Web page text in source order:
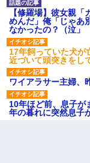
【修羅場】彼女親
めんだ」俺「じゃ
なかったの？（泣」
17年飼っていた犬が
近づいて頭突きをし
ワイアラサー主婦、
10年ほど前、息子が
年の暮れに突然息子